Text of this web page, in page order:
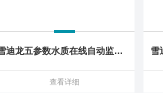
雪迪龙五参数水质在线自动监测仪
查看详细
雪